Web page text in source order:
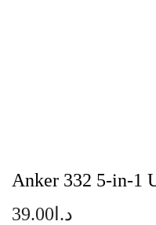
Anker 332 5-in-1
د.ا 39.00